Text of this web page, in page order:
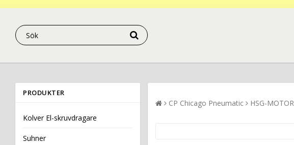
PRODUKTER
Kolver El-skruvdragare
Suhner
CP Chicago Pneumatic HSG-MOTOR